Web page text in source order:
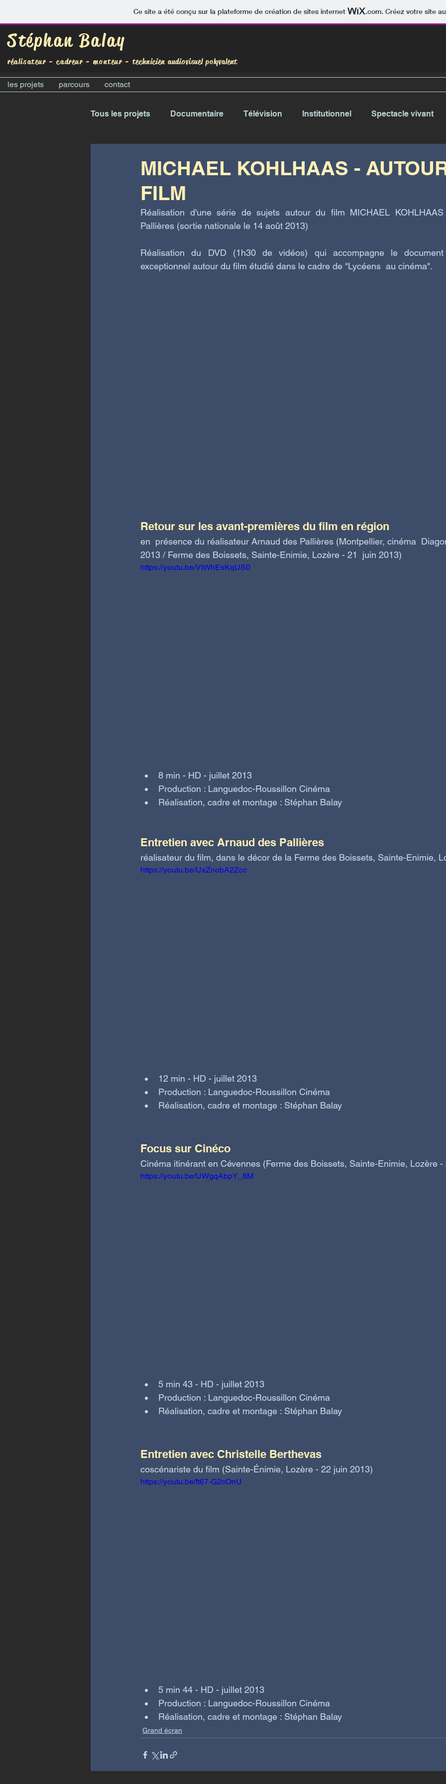
Ce site a été conçu sur la plateforme de création de sites internet .com. Créez votre site
Stéphan Balay
réalisateur - cadreur - monteur -technicien audiovisuel polyvalent
les projets parcours contact
Tous les projets Documentaire Télévision Institutionnel Spectacle vivant
MICHAEL KOHLHAAS -
FILM
Réalisation d'une série de sujets autour du film MICHAEL
Pallières (sortie nationale le 14 août 2013)
Réalisation du DVD (1h30 de vidéos) qui accompagne le
exceptionnel autour du film étudié dans le cadre de "Lycéens  au cinéma".
Retour sur les avant-premières du film en région
en  présence du réalisateur Arnaud des Pallières (Montpellier, cinéma
2013 / Ferme des Boissets, Sainte-Enimie, Lozère - 21  juin 2013)
https://youtu.be/VtWhEsKqUS0
8 min - HD - juillet 2013
Production : Languedoc-Roussillon Cinéma
Réalisation, cadre et montage : Stéphan Balay
Entretien avec Arnaud des Pallières
réalisateur du film, dans le décor de la Ferme des Boissets, Sainte-Enimie,
https://youtu.be/UxZnobA2Zcc
12 min - HD - juillet 2013
Production : Languedoc-Roussillon Cinéma
Réalisation, cadre et montage : Stéphan Balay
Focus sur Cinéco
Cinéma itinérant en Cévennes (Ferme des Boissets, Sainte-Enimie, Lozère -
https://youtu.be/UWgqAbpY_8M
5 min 43 - HD - juillet 2013
Production : Languedoc-Roussillon Cinéma
Réalisation, cadre et montage : Stéphan Balay
Entretien avec Christelle Berthevas
coscénariste du film (Sainte-Énimie, Lozère - 22 juin 2013)
https://youtu.be/ft67-G2cOnU
5 min 44 - HD - juillet 2013
Production : Languedoc-Roussillon Cinéma
Réalisation, cadre et montage : Stéphan Balay
Grand écran